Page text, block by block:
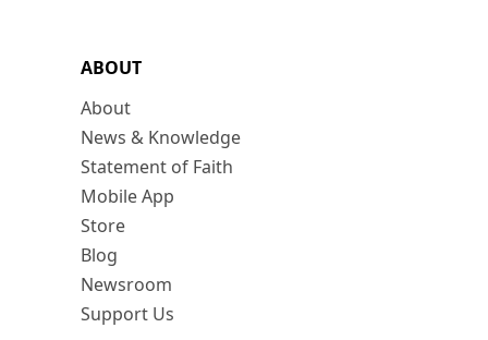
ABOUT
About
News & Knowledge
Statement of Faith
Mobile App
Store
Blog
Newsroom
Support Us